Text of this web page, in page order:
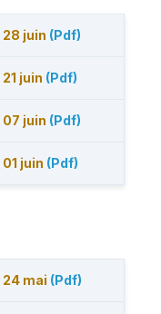
28 juin (Pdf)
21 juin (Pdf)
07 juin (Pdf)
01 juin (Pdf)
24 mai (Pdf)